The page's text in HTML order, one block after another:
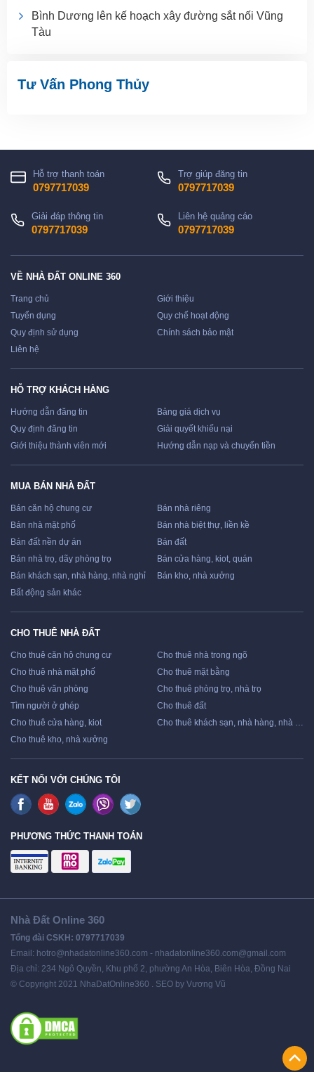
Bình Dương lên kế hoạch xây đường sắt nối Vũng
Tàu
Tư Vấn Phong Thủy
Hỗ trợ thanh toán
0797717039
Trợ giúp đăng tin
0797717039
Giải đáp thông tin
0797717039
Liên hệ quảng cáo
0797717039
VỀ NHÀ ĐẤT ONLINE 360
Trang chủ
Giới thiệu
Tuyển dụng
Quy chế hoạt động
Quy định sử dụng
Chính sách bảo mật
Liên hệ
HỖ TRỢ KHÁCH HÀNG
Hướng dẫn đăng tin
Bảng giá dịch vụ
Quy định đăng tin
Giải quyết khiếu nại
Giới thiệu thành viên mới
Hướng dẫn nạp và chuyển tiền
MUA BÁN NHÀ ĐẤT
Bán căn hộ chung cư
Bán nhà riêng
Bán nhà mặt phố
Bán nhà biệt thự, liền kề
Bán đất nền dự án
Bán đất
Bán nhà trọ, dãy phòng trọ
Bán cửa hàng, kiot, quán
Bán khách sạn, nhà hàng, nhà nghỉ
Bán kho, nhà xưởng
Bất động sản khác
CHO THUÊ NHÀ ĐẤT
Cho thuê căn hộ chung cư
Cho thuê nhà trong ngõ
Cho thuê nhà mặt phố
Cho thuê mặt bằng
Cho thuê văn phòng
Cho thuê phòng trọ, nhà trọ
Tìm người ở ghép
Cho thuê đất
Cho thuê cửa hàng, kiot
Cho thuê khách sạn, nhà hàng, nhà nghỉ
Cho thuê kho, nhà xưởng
KẾT NỐI VỚI CHÚNG TÔI
PHƯƠNG THỨC THANH TOÁN
Nhà Đất Online 360
Tổng đài CSKH: 0797717039
Email: hotro@nhadatonline360.com - nhadatonline360.com@gmail.com
Địa chỉ: 234 Ngô Quyền, Khu phố 2, phường An Hòa, Biên Hòa, Đồng Nai
© Copyright 2021 NhaDatOnline360 . SEO by Vương Vũ